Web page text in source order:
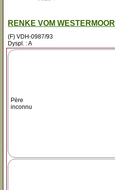
RENKE VOM WESTERMOOR
(F) VDH-0987/93
Dyspl. : A
Père
inconnu